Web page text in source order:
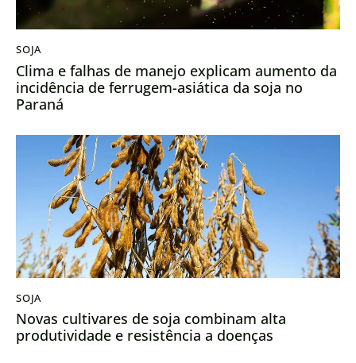
SOJA
Clima e falhas de manejo explicam aumento da
incidência de ferrugem-asiática da soja no
Paraná
SOJA
Novas cultivares de soja combinam alta
produtividade e resistência a doenças